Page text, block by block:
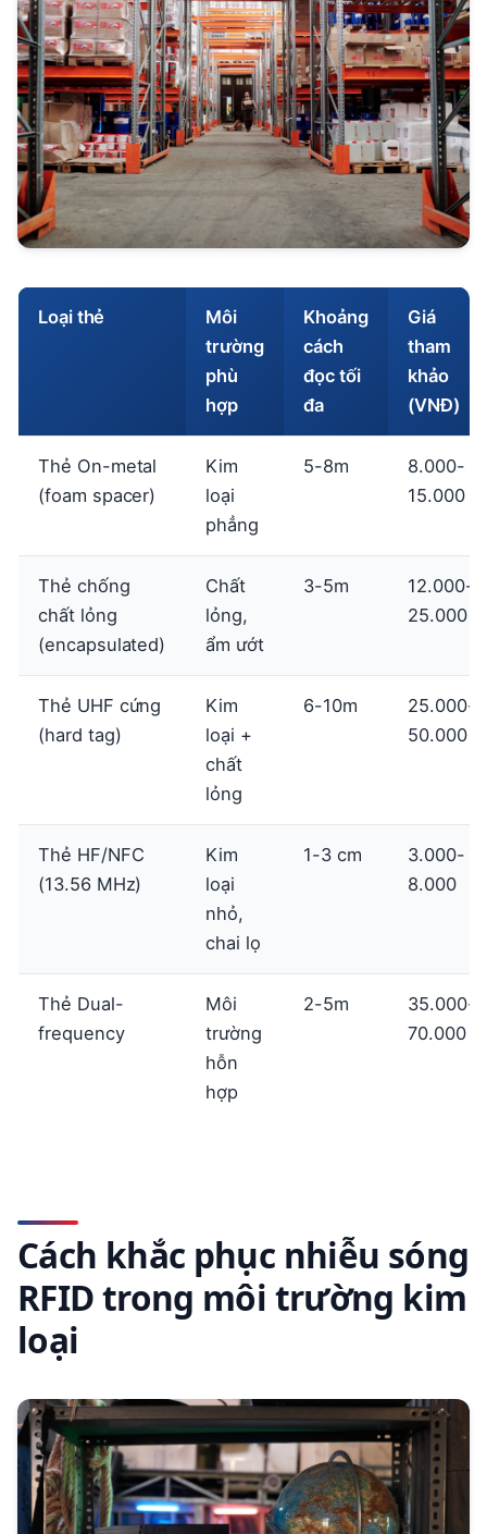
Loại thẻ
Môi
trường
phù
hợp
Khoảng
cách
đọc tối
đa
Giá
tham
khảo
(VNĐ)
Thẻ On-metal
(foam spacer)
Kim
loại
phẳng
5-8m
8.000-
15.000
Thẻ chống
chất lỏng
(encapsulated)
Chất
lỏng,
ẩm ướt
3-5m
12.000-
25.000
Thẻ UHF cứng
(hard tag)
Kim
loại +
chất
lỏng
6-10m
25.000-
50.000
Thẻ HF/NFC
(13.56 MHz)
Kim
loại
nhỏ,
chai lọ
1-3 cm
3.000-
8.000
Thẻ Dual-
frequency
Môi
trường
hỗn
hợp
2-5m
35.000-
70.000
Cách khắc phục nhiễu sóng
RFID trong môi trường kim
loại